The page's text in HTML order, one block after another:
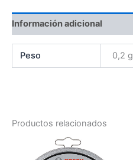
Información adicional
Peso 0,2 g
Productos relacionados